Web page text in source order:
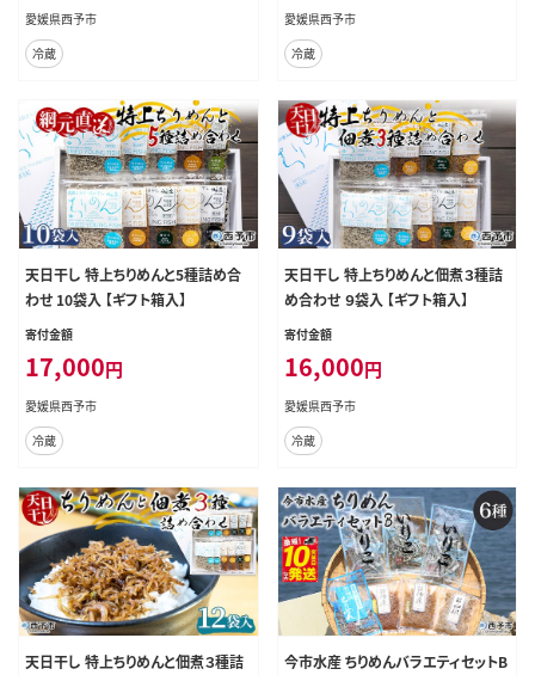
送料無料 特産品 濱田水産 愛媛県
西予市【冷蔵】『最短10営業日以内に
発送予定』
愛媛県西予市
冷蔵
愛媛県西予市
冷蔵
天日干し 特上ちりめんと5種詰め合
わせ 10袋入 【ギフト箱入】
寄付金額
17,000円
愛媛県西予市
冷蔵
天日干し 特上ちりめんと佃煮３種詰
め合わせ ９袋入 【ギフト箱入】
寄付金額
16,000円
愛媛県西予市
冷蔵
天日干し 特上ちりめんと佃煮３種詰
今市水産 ちりめんバラエティセットB